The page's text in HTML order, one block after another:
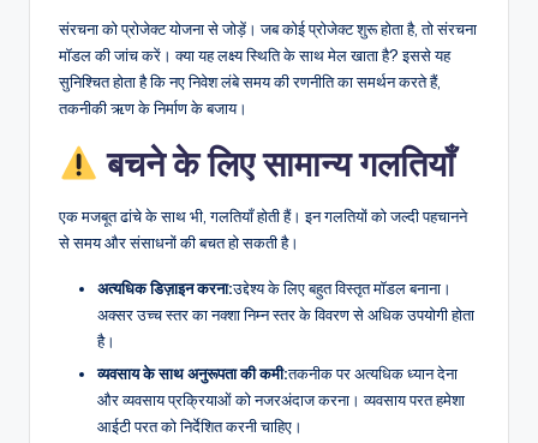
संरचना को प्रोजेक्ट योजना से जोड़ें। जब कोई प्रोजेक्ट शुरू होता है, तो संरचना
मॉडल की जांच करें। क्या यह लक्ष्य स्थिति के साथ मेल खाता है? इससे यह
सुनिश्चित होता है कि नए निवेश लंबे समय की रणनीति का समर्थन करते हैं,
तकनीकी ऋण के निर्माण के बजाय।
बचने के लिए सामान्य गलतियाँ
एक मजबूत ढांचे के साथ भी, गलतियाँ होती हैं। इन गलतियों को जल्दी पहचानने
से समय और संसाधनों की बचत हो सकती है।
अत्यधिक डिज़ाइन करना:उद्देश्य के लिए बहुत विस्तृत मॉडल बनाना।
अक्सर उच्च स्तर का नक्शा निम्न स्तर के विवरण से अधिक उपयोगी होता
है।
व्यवसाय के साथ अनुरूपता की कमी:तकनीक पर अत्यधिक ध्यान देना
और व्यवसाय प्रक्रियाओं को नजरअंदाज करना। व्यवसाय परत हमेशा
आईटी परत को निर्देशित करनी चाहिए।